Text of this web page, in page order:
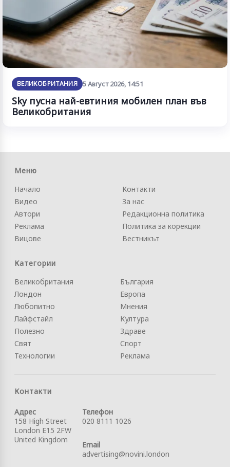
ВЕЛИКОБРИТАНИЯ 5 Август 2026, 14:51
Sky пусна най-евтиния мобилен план във
Великобритания
Меню
Начало
Видео
Автори
Реклама
Вицове
Контакти
За нас
Редакционна политика
Политика за корекции
Вестникът
Категории
Великобритания
Лондон
Любопитно
Лайфстайл
Полезно
Свят
Технологии
България
Европа
Мнения
Култура
Здраве
Спорт
Реклама
Контакти
Адрес
158 High Street
London E15 2FW
United Kingdom
Телефон
020 8111 1026
Email
advertising@novini.london